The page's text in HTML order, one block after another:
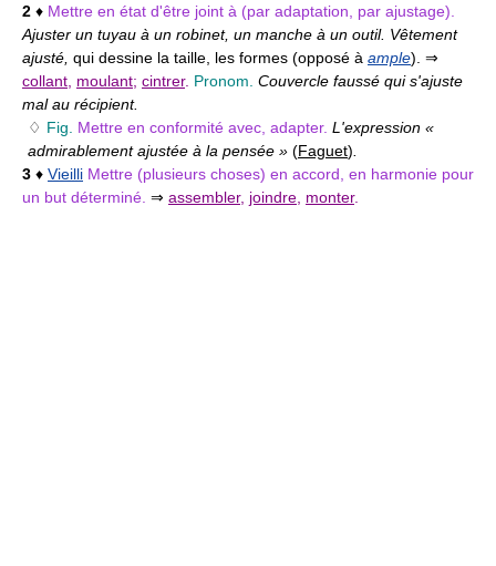
2 ♦ Mettre en état d'être joint à (par adaptation, par ajustage).
Ajuster un tuyau à un robinet, un manche à un outil. Vêtement
ajusté, qui dessine la taille, les formes (opposé à ample). ⇒
collant moulant; cintrer. Pronom. Couvercle faussé qui s'ajuste
mal au récipient.
♢ Fig. Mettre en conformité avec, adapter. L'expression «
admirablement ajustée à la pensée » (Faguet)
3 ♦ Vieilli Mettre (plusieurs choses) en accord, en harmonie pour
un but déterminé. ⇒ assembler, joindre monter.